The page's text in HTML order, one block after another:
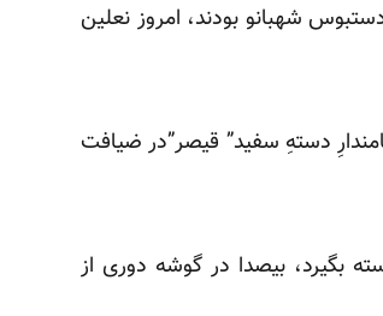
شهبانو بودند، امروز نعلین
دستهِ سفید” قیصر”در ضیافت
بگیرد، بیصدا در گوشه دوری از